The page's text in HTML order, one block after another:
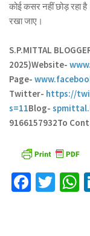
कोई कसर नहीं छोड़ रहा
रखा जाए।
S.P.MITTAL
2025)Website-
Page-
Twitter- https://
s=11Blog-
9166157932To